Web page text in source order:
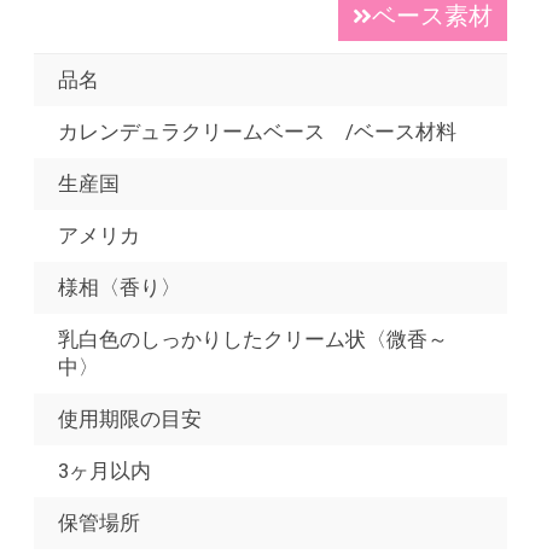
ベース素材
品名
カレンデュラクリームベース /ベース材料
生産国
アメリカ
様相〈香り〉
乳白色のしっかりしたクリーム状〈微香～
中〉
使用期限の目安
3ヶ月以内
保管場所